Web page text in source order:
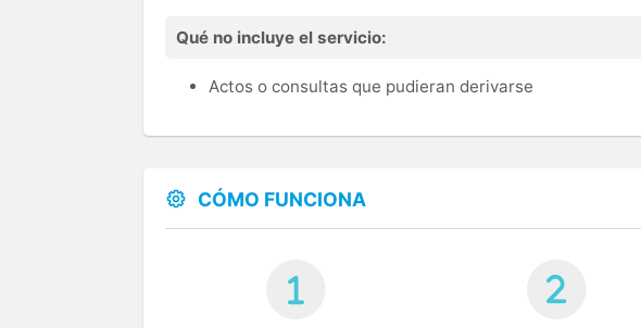
Qué no incluye el servicio:
Actos o consultas que pudieran derivarse
CÓMO FUNCIONA